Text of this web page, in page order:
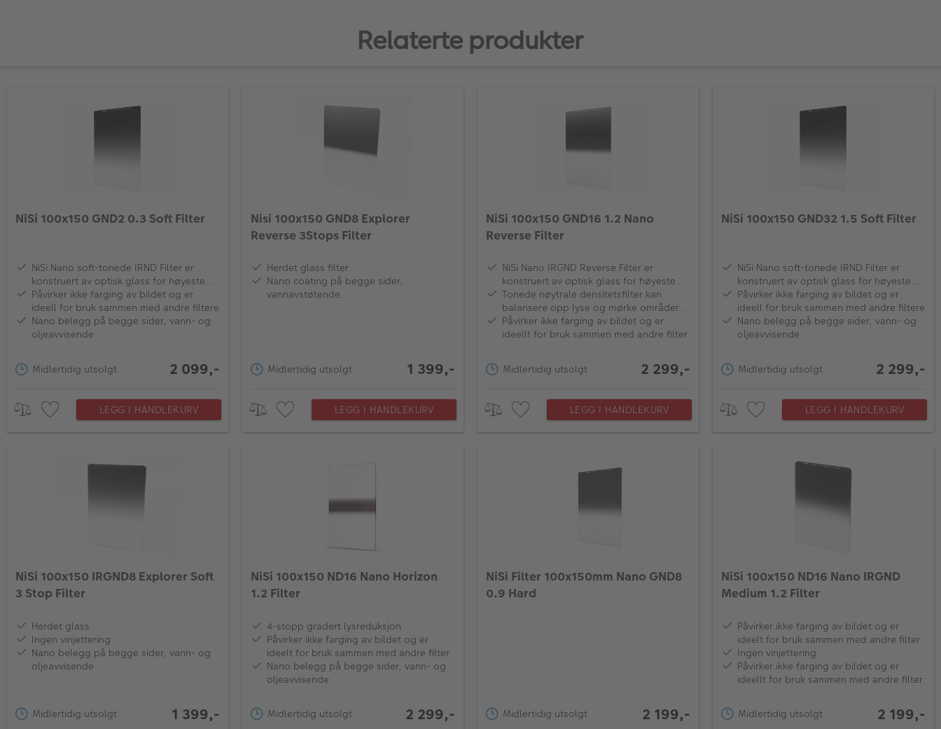
Relaterte produkter
NiSi 100x150 GND2 0.3 Soft Filter
NiSi Nano soft-tonede IRND Filter er
konstruert av optisk glass for høyeste
kvalitet samt fargegjengivning
Påvirker ikke farging av bildet og er
ideell for bruk sammen med andre filtere
Nano belegg på begge sider, vann- og
oljeavvisende
Midlertidig utsolgt 2 099,-
LEGG I HANDLEKURV
Nisi 100x150 GND8 Explorer
Reverse 3Stops Filter
Herdet glass filter
Nano coating på begge sider,
vannavstøtende.
Midlertidig utsolgt 1 399,-
LEGG I HANDLEKURV
NiSi 100x150 GND16 1.2 Nano
Reverse Filter
NiSi Nano IRGND Reverse Filter er
konstruert av optisk glass for høyeste
kvalitet samt fargegjengivelse
Tonede nøytrale densitetsfilter kan
balansere opp lyse og mørke områder i
et bilde, bl.a. i solnedgang og
soloppgang
Påvirker ikke farging av bildet og er
ideellt for bruk sammen med andre filter
Midlertidig utsolgt 2 299,-
LEGG I HANDLEKURV
NiSi 100x150 GND32 1.5 Soft Filter
NiSi Nano soft-tonede IRND Filter er
konstruert av optisk glass for høyeste
kvalitet samt fargegjengivning
Påvirker ikke farging av bildet og er
ideell for bruk sammen med andre filtere
Nano belegg på begge sider, vann- og
oljeavvisende
Midlertidig utsolgt 2 299,-
LEGG I HANDLEKURV
NiSi 100x150 IRGND8 Explorer Soft
3 Stop Filter
Herdet glass
Ingen vinjettering
Nano belegg på begge sider, vann- og
oljeavvisende
Midlertidig utsolgt 1 399,-
NiSi 100x150 ND16 Nano Horizon
1.2 Filter
4-stopp gradert lysreduksjon
Påvirker ikke farging av bildet og er
ideelt for bruk sammen med andre filter
Nano belegg på begge sider, vann- og
oljeavvisende
Midlertidig utsolgt 2 299,-
NiSi Filter 100x150mm Nano GND8
0.9 Hard
Midlertidig utsolgt 2 199,-
NiSi 100x150 ND16 Nano IRGND
Medium 1.2 Filter
Påvirker ikke farging av bildet og er
ideelt for bruk sammen med andre filter
Ingen vinjettering
Påvirker ikke farging av bildet og er
ideellt for bruk sammen med andre filter
Midlertidig utsolgt 2 199,-